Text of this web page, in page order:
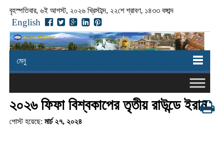
বৃহস্পতিবার, ৬ই আগস্ট, ২০২৬ খ্রিস্টাব্দ, ২২শে শ্রাবণ, ১৪৩৩ বঙ্গাব্দ
English
মেনু
২০২৬ ফিফা বিশ্বকাপের তৃতীয় রাউন্ডে ইরান
পোস্ট হয়েছে: মার্চ ২৭, ২০২৪